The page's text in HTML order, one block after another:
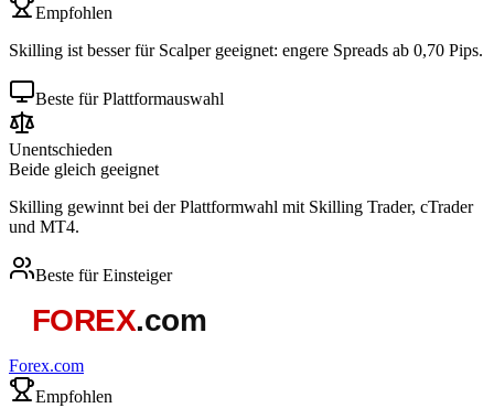
Empfohlen
Skilling ist besser für Scalper geeignet: engere Spreads ab 0,70 Pips.
Beste für Plattformauswahl
Unentschieden
Beide gleich geeignet
Skilling gewinnt bei der Plattformwahl mit Skilling Trader, cTrader
und MT4.
Beste für Einsteiger
Forex.com
Empfohlen